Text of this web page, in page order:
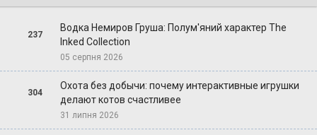
237
Водка Немиров Груша: Полум'яний характер The
Inked Collection
05 серпня 2026
304
Охота без добычи: почему интерактивные игрушки
делают котов счастливее
31 липня 2026